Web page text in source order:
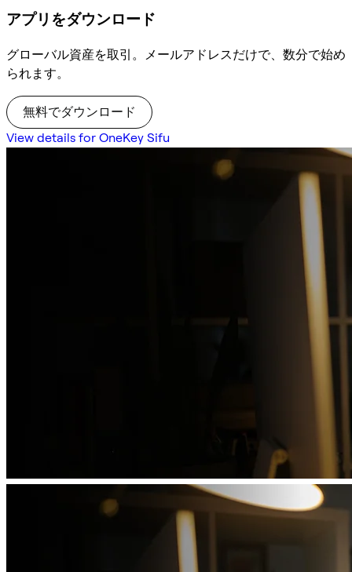
アプリをダウンロード
グローバル資産を取引。メールアドレスだけで、数分で始め
られます。
無料でダウンロード
View details for OneKey Sifu